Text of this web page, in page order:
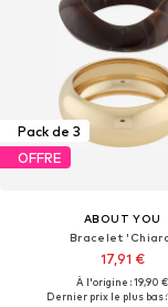
Pack de 3
OFFRE
ABOUT YOU
Bracelet
17,91 €
À l'origine : 19,90 €
Dernier prix le plus bas :